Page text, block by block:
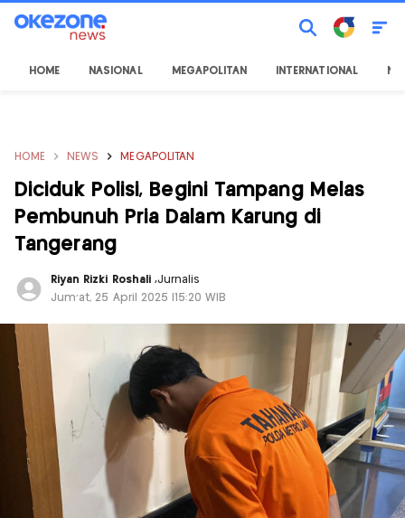
HOME NASIONAL MEGAPOLITAN INTERNATIONAL
HOME NEWS MEGAPOLITAN
Diciduk Polisi, Begini Tampang Melas
Pembunuh Pria Dalam Karung di
Tangerang
Riyan Rizki Roshali ,Jurnalis
Jum'at, 25 April 2025 |15:20 WIB